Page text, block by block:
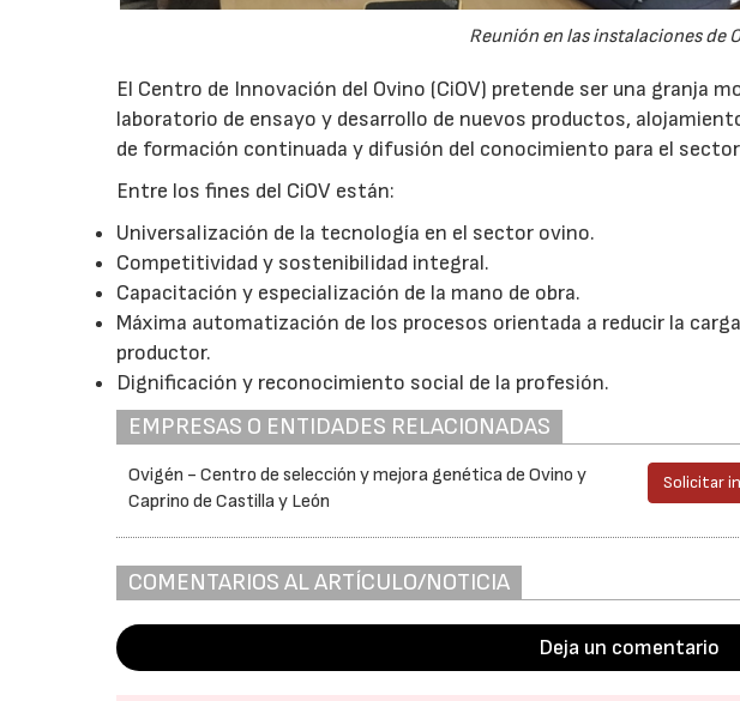
Reunión en las instalaciones de
El Centro de Innovación del Ovino (CiOV) pretende ser una granja
laboratorio de ensayo y desarrollo de nuevos productos,
de formación continuada y difusión del conocimiento para el
Entre los fines del CiOV están:
Universalización de la tecnología en el sector ovino.
Competitividad y sostenibilidad integral.
Capacitación y especialización de la mano de obra.
Máxima automatización de los procesos orientada a reducir la
productor.
Dignificación y reconocimiento social de la profesión.
EMPRESAS O ENTIDADES RELACIONADAS
Ovigén - Centro de selección y mejora genética de Ovino y
Caprino de Castilla y León
Solicitar
COMENTARIOS AL ARTÍCULO/NOTICIA
Deja un comentario
22/07/